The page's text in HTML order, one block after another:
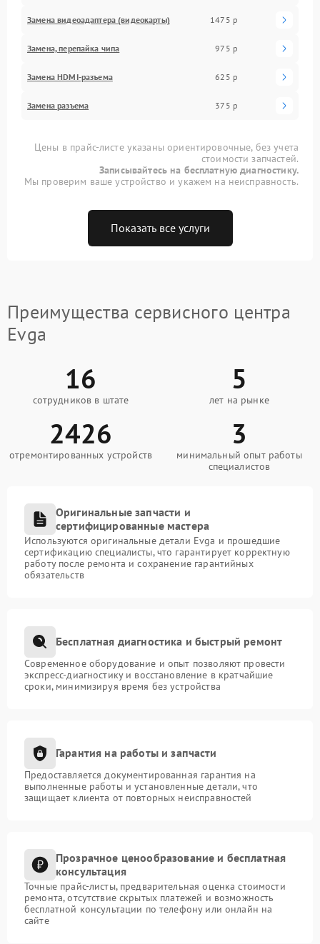
Замена видеоадаптера (видеокарты) 1475 р
Замена, перепайка чипа 975 р
Замена HDMI-разъема 625 р
Замена разъема 375 р
Цены в прайс-листе указаны ориентировочные, без учета
стоимости запчастей.
Записывайтесь на бесплатную диагностику.
Мы проверим ваше устройство и укажем на неисправность.
Показать все услуги
Преимущества сервисного центра
Evga
16
сотрудников в штате
5
лет на рынке
2426
отремонтированных устройств
3
минимальный опыт работы
специалистов
Оригинальные запчасти и
сертифицированные мастера
Используются оригинальные детали Evga и прошедшие
сертификацию специалисты, что гарантирует корректную
работу после ремонта и сохранение гарантийных
обязательств
Бесплатная диагностика и быстрый ремонт
Современное оборудование и опыт позволяют провести
экспресс-диагностику и восстановление в кратчайшие
сроки, минимизируя время без устройства
Гарантия на работы и запчасти
Предоставляется документированная гарантия на
выполненные работы и установленные детали, что
защищает клиента от повторных неисправностей
Прозрачное ценообразование и бесплатная
консультация
Точные прайс-листы, предварительная оценка стоимости
ремонта, отсутствие скрытых платежей и возможность
бесплатной консультации по телефону или онлайн на
сайте